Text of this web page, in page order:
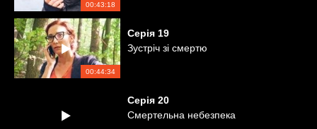
00:43:18
00:44:34
Серія 19
Зустріч зі смертю
Серія 20
Смертельна небезпека